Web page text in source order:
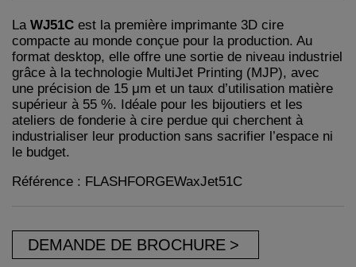
La WJ51C est la première imprimante 3D cire
compacte au monde conçue pour la production. Au
format desktop, elle offre une sortie de niveau industriel
grâce à la technologie MultiJet Printing (MJP), avec
une précision de 15 μm et un taux d’utilisation matière
supérieur à 55 %. Idéale pour les bijoutiers et les
ateliers de fonderie à cire perdue qui cherchent à
industrialiser leur production sans sacrifier l’espace ni
le budget.
Référence : FLASHFORGEWaxJet51C
DEMANDE DE BROCHURE